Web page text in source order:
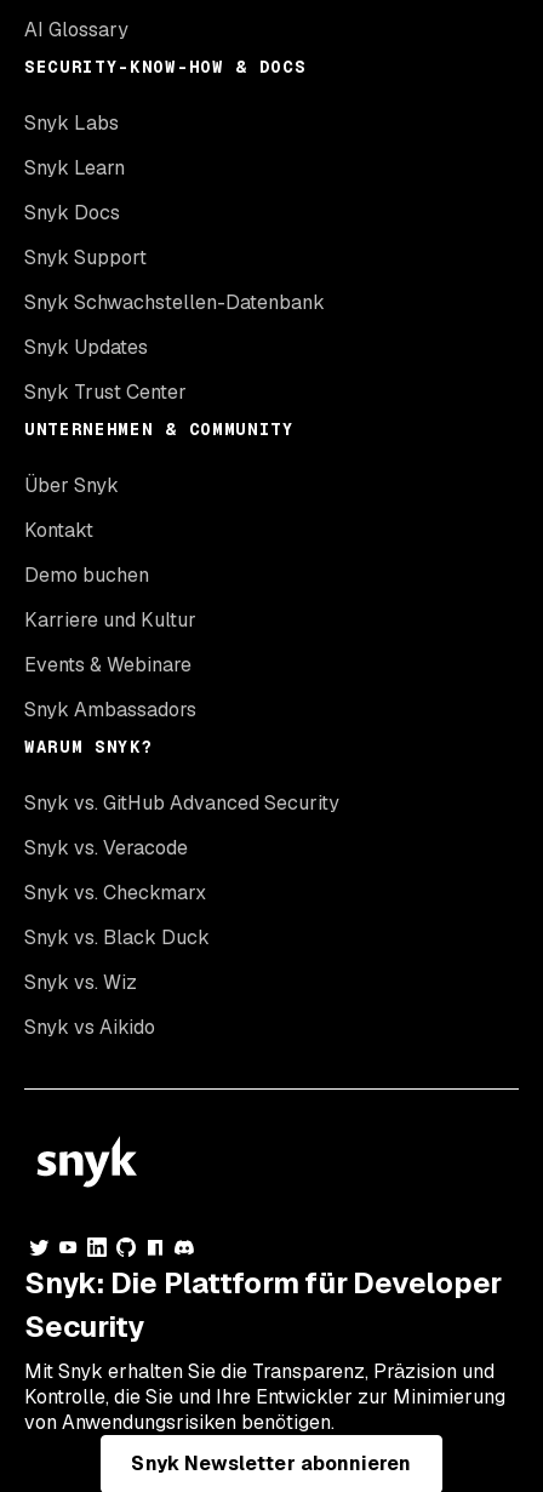
AI Glossary
SECURITY-KNOW-HOW & DOCS
Snyk Labs
Snyk Learn
Snyk Docs
Snyk Support
Snyk Schwachstellen-Datenbank
Snyk Updates
Snyk Trust Center
UNTERNEHMEN & COMMUNITY
Über Snyk
Kontakt
Demo buchen
Karriere und Kultur
Events & Webinare
Snyk Ambassadors
WARUM SNYK?
Snyk vs. GitHub Advanced Security
Snyk vs. Veracode
Snyk vs. Checkmarx
Snyk vs. Black Duck
Snyk vs. Wiz
Snyk vs Aikido
Snyk: Die Plattform für Developer
Security
Mit Snyk erhalten Sie die Transparenz, Präzision und
Kontrolle, die Sie und Ihre Entwickler zur Minimierung
von Anwendungsrisiken benötigen.
Snyk Newsletter abonnieren